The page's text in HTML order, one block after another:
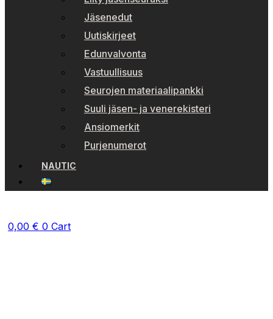
Jäsenedut
Uutiskirjeet
Edunvalvonta
Vastuullisuus
Seurojen materiaalipankki
Suuli jäsen- ja venerekisteri
Ansiomerkit
Purjenumerot
NAUTIC
0,00 € 0 Cart